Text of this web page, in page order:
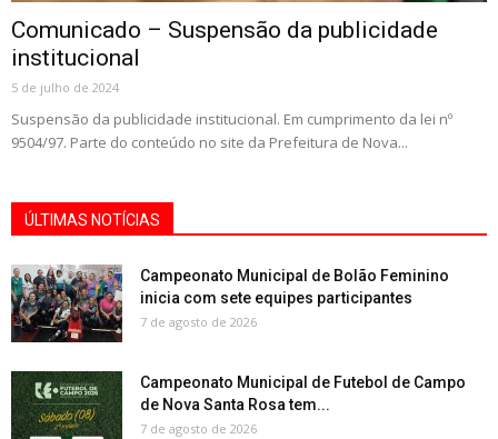
Comunicado – Suspensão da publicidade
institucional
5 de julho de 2024
Suspensão da publicidade institucional. Em cumprimento da lei nº
9504/97. Parte do conteúdo no site da Prefeitura de Nova...
ÚLTIMAS NOTÍCIAS
Campeonato Municipal de Bolão Feminino
inicia com sete equipes participantes
7 de agosto de 2026
Campeonato Municipal de Futebol de Campo
de Nova Santa Rosa tem...
7 de agosto de 2026